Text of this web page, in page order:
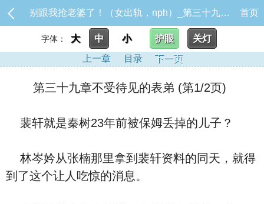
别跟我抢老婆了！（女出轨，nph）_第三十九章不受待见的表弟 首页
字体： 大 中 小 护眼
关灯
上一章
目录 下一页
第三十九章不受待见的表弟 (第1/2页)
裴轩就是秦树23年前被保姆丢掉的儿子？
林岑妗从张楠那里拿到裴轩资料的同天，就得
到了这个让人吃惊的消息。